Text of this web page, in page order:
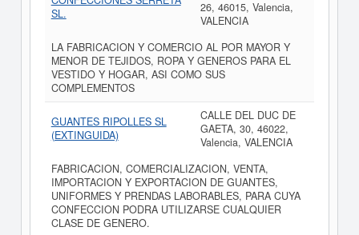
SL.
26, 46015, Valencia,
VALENCIA
LA FABRICACION Y COMERCIO AL POR MAYOR Y
MENOR DE TEJIDOS, ROPA Y GENEROS PARA EL
VESTIDO Y HOGAR, ASI COMO SUS
COMPLEMENTOS
GUANTES RIPOLLES SL
(EXTINGUIDA)
CALLE DEL DUC DE
GAETA, 30, 46022,
Valencia, VALENCIA
FABRICACION, COMERCIALIZACION, VENTA,
IMPORTACION Y EXPORTACION DE GUANTES,
UNIFORMES Y PRENDAS LABORABLES, PARA CUYA
CONFECCION PODRA UTILIZARSE CUALQUIER
CLASE DE GENERO.